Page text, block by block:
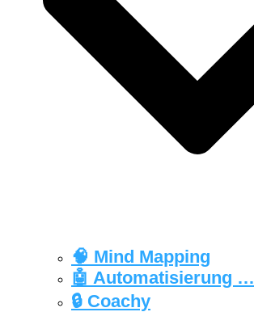
🧠 Mind Mapping
🤖 Automatisierung …
🔒‍ Coachy